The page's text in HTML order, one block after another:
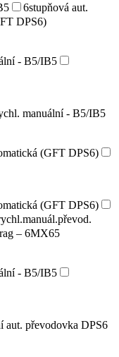
6stupňová aut.
DPS6)
- B5/IB5
manuální - B5/IB5
(GFT DPS6)
(GFT DPS6)
– 6MX65
- B5/IB5
aut. převodovka DPS6